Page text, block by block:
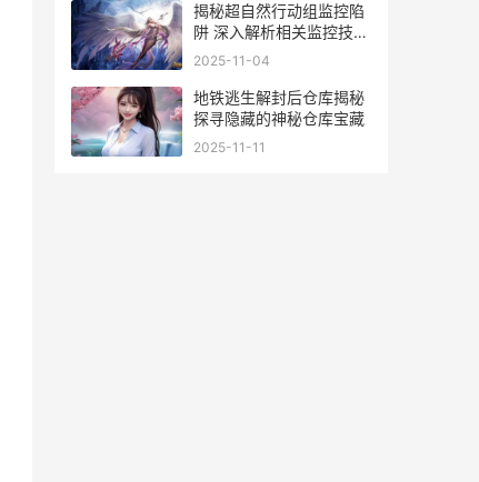
揭秘超自然行动组监控陷
阱 深入解析相关监控技术
与应用
2025-11-04
地铁逃生解封后仓库揭秘
探寻隐藏的神秘仓库宝藏
2025-11-11